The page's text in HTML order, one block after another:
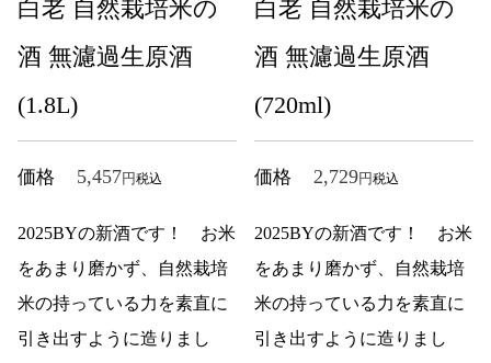
白老 自然栽培米の
酒 無濾過生原酒
(1.8L)
価格 5,457 税込
2025BYの新酒です！ お米
をあまり磨かず、自然栽培
米の持っている力を素直に
引き出すように造りまし
白老 自然栽培米の
酒 無濾過生原酒
(720ml)
価格 2,729 税込
2025BYの新酒です！ お米
をあまり磨かず、自然栽培
米の持っている力を素直に
引き出すように造りまし